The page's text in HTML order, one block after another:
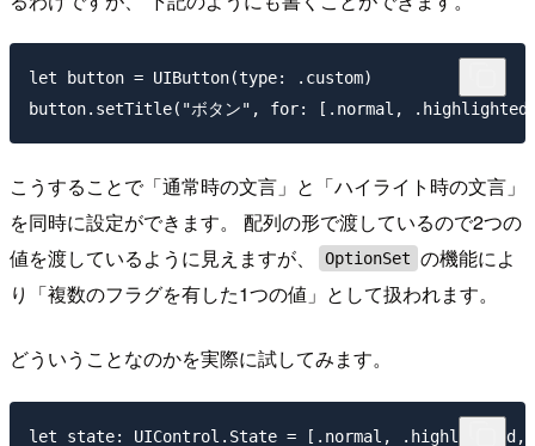
let button = UIButton(type: .custom)
こうすることで「通常時の文言」と「ハイライト時の文言」
を同時に設定ができます。 配列の形で渡しているので2つの
値を渡しているように見えますが、
OptionSet の機能によ
り「複数のフラグを有した1つの値」として扱われます。
どういうことなのかを実際に試してみます。